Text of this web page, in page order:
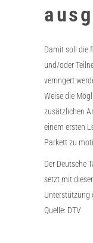
Damit soll die
und/oder
verringert
Weise die
zusätzlichen
einem ersten
Parkett zu
Der Deutsche
setzt mit
Unterstützung
Quelle: DTV